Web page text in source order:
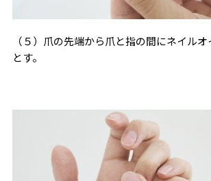
（５）爪の先端から爪と指の間にネイル
とす。